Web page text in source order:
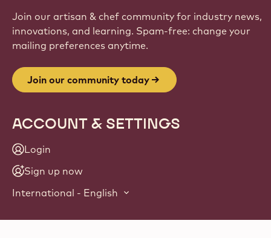
Join our artisan & chef community for industry news,
innovations, and learning. Spam-free: change your
mailing preferences anytime.
Join our community today
ACCOUNT & SETTINGS
Login
Sign up now
International - English